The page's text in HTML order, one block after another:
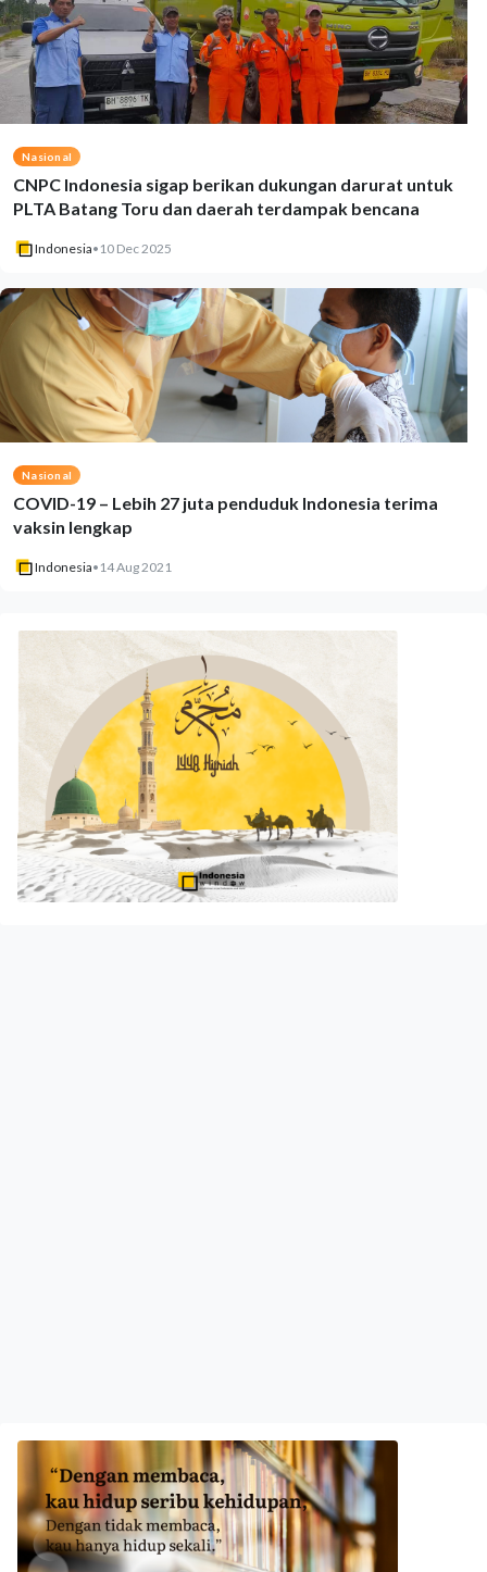
Nasional
CNPC Indonesia sigap berikan dukungan darurat untuk
PLTA Batang Toru dan daerah terdampak bencana
Indonesia• 10 Dec 2025
Nasional
COVID-19 – Lebih 27 juta penduduk Indonesia terima
vaksin lengkap
Indonesia• 14 Aug 2021